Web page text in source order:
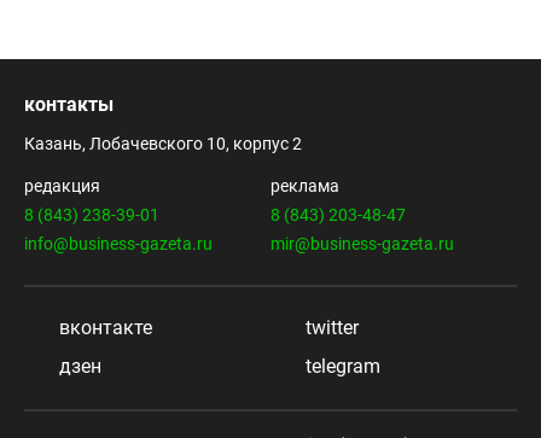
контакты
Казань, Лобачевского 10, корпус 2
редакция
8 (843) 238-39-01
info@business-gazeta.ru
реклама
8 (843) 203-48-47
mir@business-gazeta.ru
вконтакте
twitter
дзен
telegram